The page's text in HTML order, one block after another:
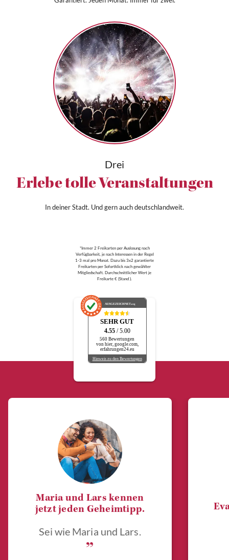
Drei
Erlebe tolle Veranstaltungen
In deiner Stadt. Und gern auch deutschlandweit.
*Immer 2 Freikarten per Auslosung nach
Verfügbarkeit, je nach Interessen in der Regel
1-3 mal pro Monat. Dazu bis 3x2 garantierte
Freikarten per Sofortklick nach gewählter
Mitgliedschaft. Durchschnittlicher Wert je
Freikarte € (Stand ).
AUSGEZEICHNET.org
SEHR GUT
4.55 / 5.00
560 Bewertungen
von hier, google.com,
erfahrungen24.eu
Hinweis zu den Bewertungen
Maria und Lars kennen
jetzt jeden Geheimtipp.
Sei wie Maria und Lars.
„